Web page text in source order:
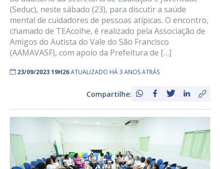
(Seduc), neste sábado (23), para discutir a saúde
mental de cuidadores de pessoas atípicas. O encontro,
chamado de TEAcolhe, é realizado pela Associação de
Amigos do Autista do Vale do São Francisco
(AAMAVASF), com apoio da Prefeitura de […]
23/09/2023 19H26ATUALIZADO HÁ 3 ANOS ATRÁS
Compartilhe: